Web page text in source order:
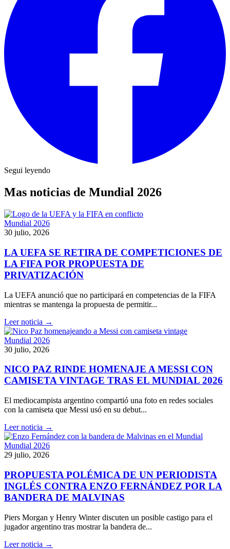
Segui leyendo
Mas noticias de Mundial 2026
Mundial 2026
30 julio, 2026
LA UEFA SE RETIRA DE COMPETICIONES DE
LA FIFA POR PROPUESTA DE
PRIVATIZACIÓN
La UEFA anunció que no participará en competencias de la FIFA
mientras se mantenga la propuesta de permitir...
Leer noticia →
Mundial 2026
30 julio, 2026
NICO PAZ RINDE HOMENAJE A MESSI CON
CAMISETA VINTAGE TRAS EL MUNDIAL 2026
El mediocampista argentino compartió una foto en redes sociales
con la camiseta que Messi usó en su debut...
Leer noticia →
Mundial 2026
29 julio, 2026
PROPUESTA POLÉMICA DE UN PERIODISTA
INGLÉS CONTRA ENZO FERNÁNDEZ POR LA
BANDERA DE MALVINAS
Piers Morgan y Henry Winter discuten un posible castigo para el
jugador argentino tras mostrar la bandera de...
Leer noticia →